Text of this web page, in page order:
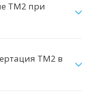
TM2 при
TM2 в